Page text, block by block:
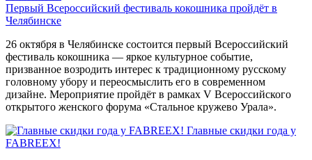
Первый Всероссийский фестиваль кокошника пройдёт в
Челябинске
26 октября в Челябинске состоится первый Всероссийский
фестиваль кокошника — яркое культурное событие,
призванное возродить интерес к традиционному русскому
головному убору и переосмыслить его в современном
дизайне. Мероприятие пройдёт в рамках V Всероссийского
открытого женского форума «Стальное кружево Урала».
Главные скидки года у
FABREEX!